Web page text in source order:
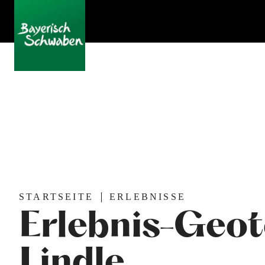
STARTSEITE ERLEBNISSE
Erlebnis-